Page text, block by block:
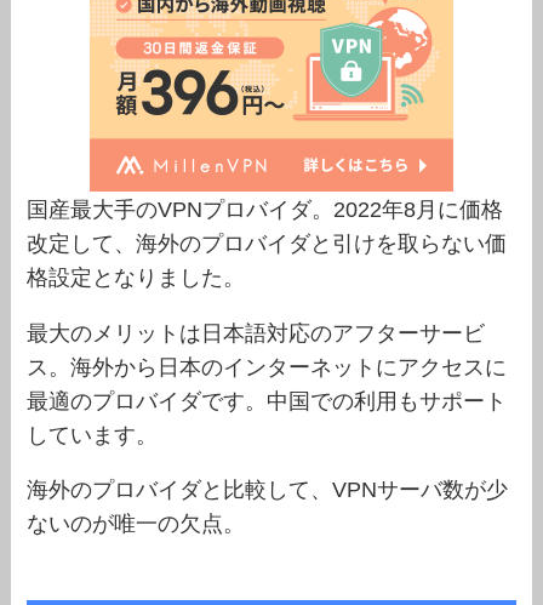
国産最大手のVPNプロバイダ。2022年8月に価格
改定して、海外のプロバイダと引けを取らない価
格設定となりました。
最大のメリットは日本語対応のアフターサービ
ス。海外から日本のインターネットにアクセスに
最適のプロバイダです。中国での利用もサポート
しています。
海外のプロバイダと比較して、VPNサーバ数が少
ないのが唯一の欠点。